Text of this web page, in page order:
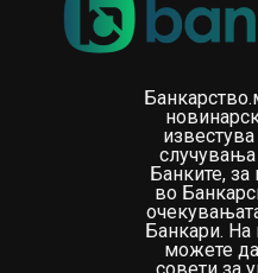
известува
Банките,
во
Банкари. На
можете